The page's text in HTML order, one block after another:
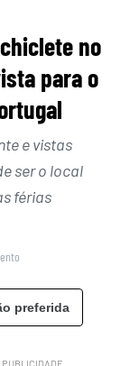
no
para o
e vistas
ser o local
férias
preferida